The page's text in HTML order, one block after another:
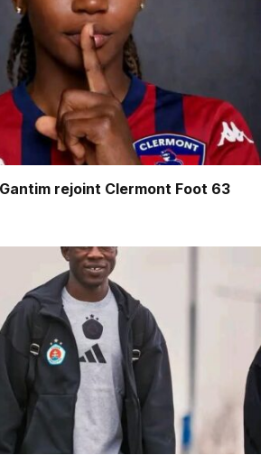
rejoint Clermont Foot 63